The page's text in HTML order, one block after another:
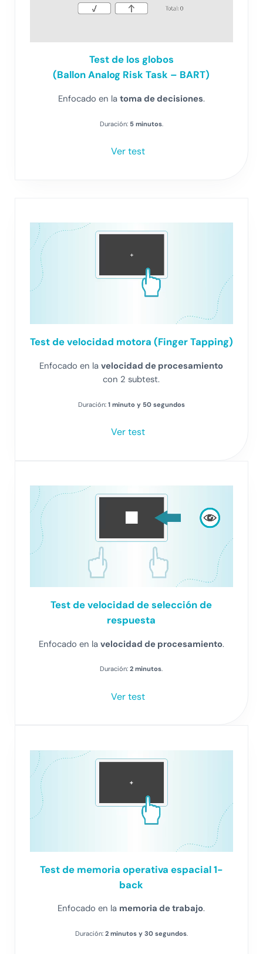
Test de los globos
(Ballon Analog Risk Task – BART)
Enfocado en la toma de decisiones.
Duración: 5 minutos.
Ver test
Test de velocidad motora (Finger Tapping)
Enfocado en lavelocidad de procesamiento
con 2 subtest.
Duración: 1 minuto y 50 segundos
Ver test
Testde velocidad de selección de
respuesta
Enfocado en la velocidad de procesamiento.
Duración:2 minutos.
Ver test
Testde memoria operativa espacial 1-
back
Enfocado en la memoria de trabajo.
Duración: 2 minutos y 30 segundos.